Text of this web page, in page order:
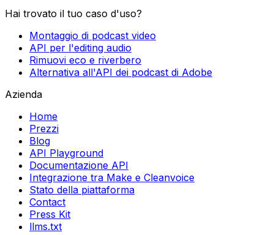
Montaggio di podcast video
API per l'editing audio
Rimuovi eco e riverbero
Home
Prezzi
Blog
API Playground
Documentazione API
Integrazione tra Make e Cleanvoice
Stato della piattaforma
Contact
Press Kit